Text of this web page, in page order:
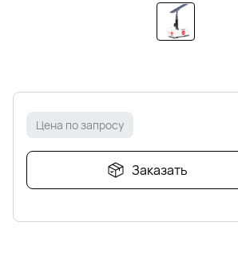
Цена по запросу
Заказать